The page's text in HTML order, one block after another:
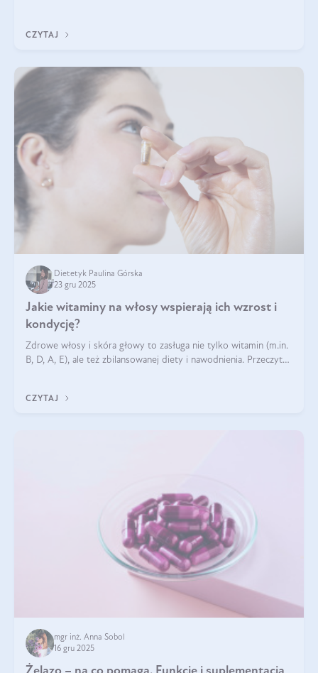
CZYTAJ
Dietetyk Paulina Górska
23 gru 2025
Jakie witaminy na włosy wspierają ich wzrost i
kondycję?
Zdrowe włosy i skóra głowy to zasługa nie tylko witamin (m.in.
B, D, A, E), ale też zbilansowanej diety i nawodnienia. Przeczytaj
CZYTAJ
mgr inż. Anna Sobol
16 gru 2025